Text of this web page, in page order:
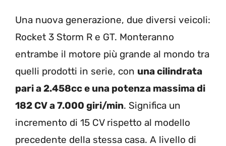
Una nuova generazione, due diversi veicoli:
Rocket 3 Storm R e GT. Monteranno
entrambe il motore più grande al mondo tra
quelli prodotti in serie, con una cilindrata
pari a 2.458cc e una potenza massima di
182 CV a 7.000 giri/min. Significa un
incremento di 15 CV rispetto al modello
precedente della stessa casa. A livello di